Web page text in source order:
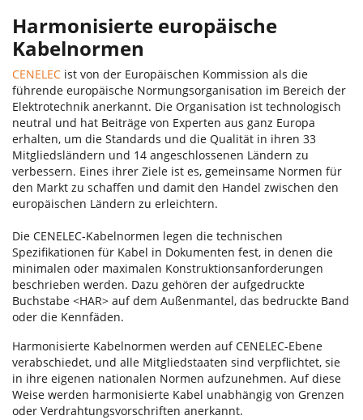
Harmonisierte europäische
Kabelnormen
CENELEC ist von der Europäischen Kommission als die
führende europäische Normungsorganisation im Bereich der
Elektrotechnik anerkannt. Die Organisation ist technologisch
neutral und hat Beiträge von Experten aus ganz Europa
erhalten, um die Standards und die Qualität in ihren 33
Mitgliedsländern und 14 angeschlossenen Ländern zu
verbessern. Eines ihrer Ziele ist es, gemeinsame Normen für
den Markt zu schaffen und damit den Handel zwischen den
europäischen Ländern zu erleichtern.
Die CENELEC-Kabelnormen legen die technischen
Spezifikationen für Kabel in Dokumenten fest, in denen die
minimalen oder maximalen Konstruktionsanforderungen
beschrieben werden. Dazu gehören der aufgedruckte
Buchstabe <HAR> auf dem Außenmantel, das bedruckte Band
oder die Kennfäden.
Harmonisierte Kabelnormen werden auf CENELEC-Ebene
verabschiedet, und alle Mitgliedstaaten sind verpflichtet, sie
in ihre eigenen nationalen Normen aufzunehmen. Auf diese
Weise werden harmonisierte Kabel unabhängig von Grenzen
oder Verdrahtungsvorschriften anerkannt.